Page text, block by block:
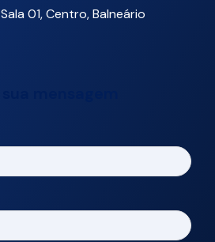
Sala 01,Centro,Balneário